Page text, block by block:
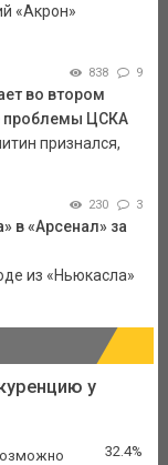
«Акрон»
838 9
во втором
проблемы ЦСКА
признался,
230 3
в «Арсенал» за
из «Ньюкасла»
у
32.4%